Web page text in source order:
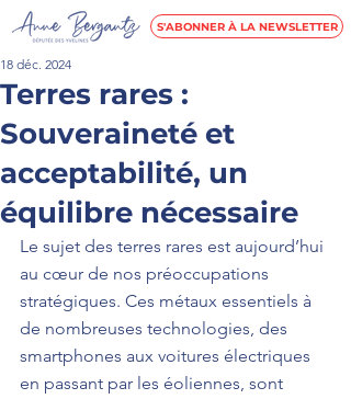
S'ABONNER À LA NEWSLETTER
Terres rares :
Souveraineté et
acceptabilité, un
équilibre nécessaire
18 déc. 2024
Le sujet des terres rares est aujourd’hui
au cœur de nos préoccupations
stratégiques. Ces métaux essentiels à
de nombreuses technologies, des
smartphones aux voitures électriques
en passant par les éoliennes, sont